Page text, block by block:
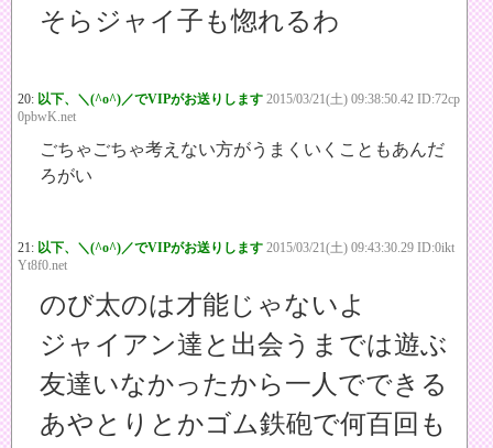
そらジャイ子も惚れるわ
20: 以下、＼(^o^)／でVIPがお送りします 2015/03/21(土) 09:38:50.42 ID:72cp
0pbwK.net
ごちゃごちゃ考えない方がうまくいくこともあんだ
ろがい
21: 以下、＼(^o^)／でVIPがお送りします 2015/03/21(土) 09:43:30.29 ID:0ikt
Yt8f0.net
のび太のは才能じゃないよ
ジャイアン達と出会うまでは遊ぶ
友達いなかったから一人でできる
あやとりとかゴム鉄砲で何百回も